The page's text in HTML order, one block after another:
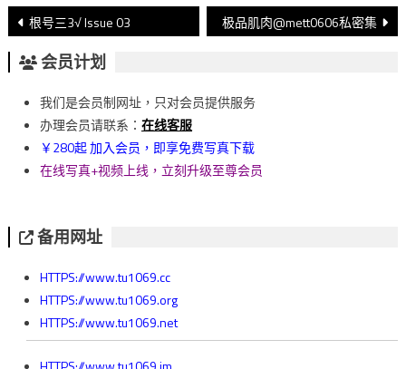
文
章
導
覽
根号三3√ Issue 03 极品肌肉@mett0606私密集
会员计划
我们是会员制网址，只对会员提供服务
办理会员请联系： 在线客服
￥280起 加入会员，即享免费写真下载
在线写真+视频上线，立刻升级至尊会员
备用网址
HTTPS://www.tu1069.cc
HTTPS://www.tu1069.org
HTTPS://www.tu1069.net